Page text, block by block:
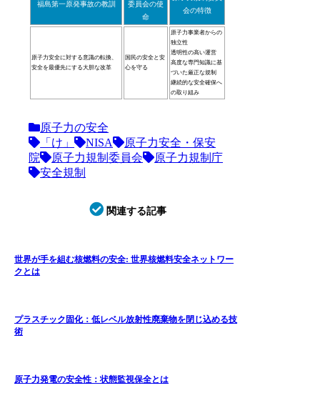
福島第一原発事故の教訓
委員会の使
命
会の特徴
原子力安全に対する意識の転換、
安全を最優先にする大胆な改革
国民の安全と安
心を守る
原子力事業者からの
独立性
透明性の高い運営
高度な専門知識に基
づいた厳正な規制
継続的な安全確保へ
の取り組み
原子力の安全
「け」
NISA
原子力安全・保安
院
原子力規制委員会
原子力規制庁
安全規制
関連する記事
世界が手を組む核燃料の安全: 世界核燃料安全ネットワー
クとは
プラスチック固化：低レベル放射性廃棄物を閉じ込める技
術
原子力発電の安全性：状態監視保全とは